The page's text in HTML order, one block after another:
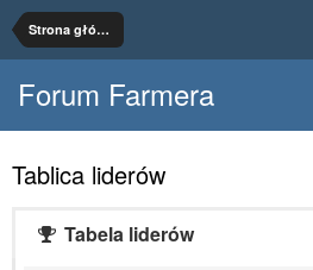
Strona główna
Forum Farmera
Tablica liderów
Tabela liderów